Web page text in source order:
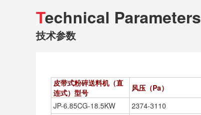
Technical Parameters
技术参数
皮带式粉碎送料机（直
连式）型号
风压（Pa）
JP-6.85CG-18.5KW
2374-3110